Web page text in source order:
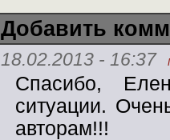
Добавить
18.02.2013 - 16:37
Спасибо,
ситуации.
авторам!!!